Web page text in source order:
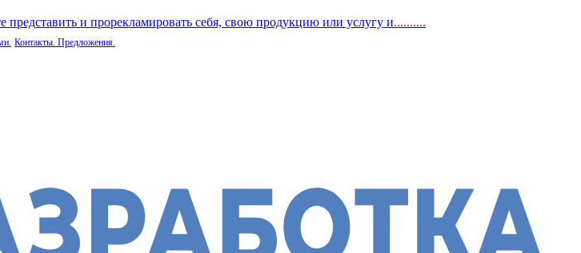
и прорекламировать себя, свою продукцию или услугу и..........
Контакты. Предложения.